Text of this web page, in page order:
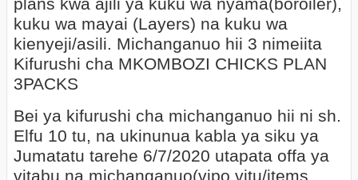
plans kwa ajili ya kuku wa nyama(boroiler),
kuku wa mayai (Layers) na kuku wa
kienyeji/asili. Michanganuo hii 3 nimeiita
Kifurushi cha MKOMBOZI CHICKS PLAN
3PACKS
Bei ya kifurushi cha michanganuo hii ni sh.
Elfu 10 tu, na ukinunua kabla ya siku ya
Jumatatu tarehe 6/7/2020 utapata offa ya
vitabu na michanganuo(vipo vitu/items